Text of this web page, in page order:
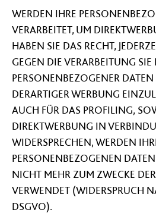
WERDEN IHRE
VERARBEITET, UM
HABEN SIE DAS RECHT,
GEGEN DIE VERARBEITUNG SIE
PERSONENBEZOGENER
DERARTIGER WERBUNG
AUCH FÜR DAS PROFILING,
DIREKTWERBUNG IN
WIDERSPRECHEN, WERDEN
PERSONENBEZOGENEN
NICHT MEHR ZUM ZWECKE
VERWENDET (WIDERSPRUCH
DSGVO).